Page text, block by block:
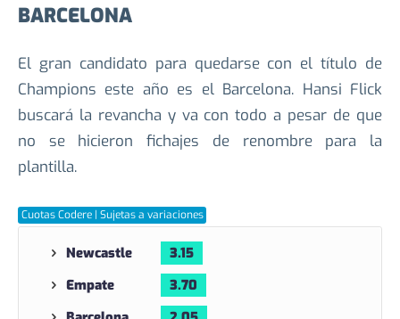
PRONÓSTICO NEWCASTLE VS
BARCELONA
El gran candidato para quedarse con el título de
Champions este año es el Barcelona. Hansi Flick
buscará la revancha y va con todo a pesar de que
no se hicieron fichajes de renombre para la